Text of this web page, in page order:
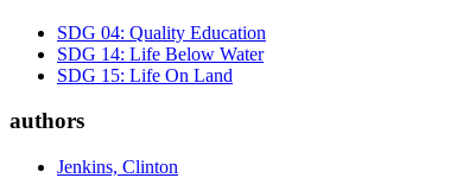
SDG 04: Quality Education
SDG 14: Life Below Water
SDG 15: Life On Land
authors
Jenkins, Clinton